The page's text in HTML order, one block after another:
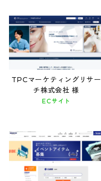
TPCマーケティングリサー
チ株式会社 様
ECサイト